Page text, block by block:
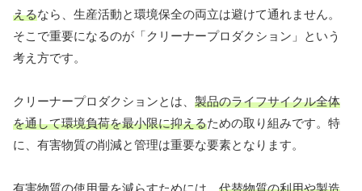
えるなら、生産活動と環境保全の両立は避けて通れません。
そこで重要になるのが「クリーナープロダクション」という
考え方です。
クリーナープロダクションとは、 製品のライフサイクル全体
を通して環境負荷を最小限に抑えるための取り組みです。特
に、有害物質の削減と管理は重要な要素となります。
有害物質の使用量を減らすためには、 代替物質の利用や製造